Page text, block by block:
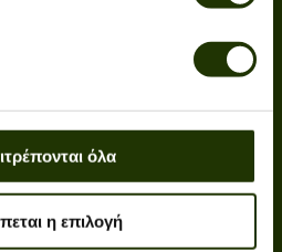
όλα
η επιλογή